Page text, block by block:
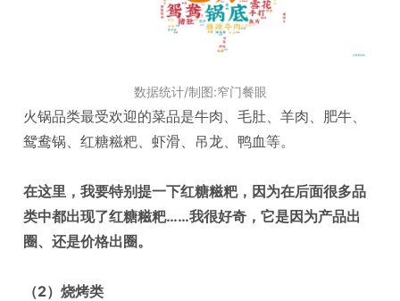
数据统计/制图:窄门餐眼
火锅品类最受欢迎的菜品是牛肉、毛肚、羊肉、肥牛、
鸳鸯锅、红糖糍粑、虾滑、吊龙、鸭血等。
在这里，我要特别提一下红糖糍粑，因为在后面很多品
类中都出现了红糖糍粑……我很好奇，它是因为产品出
圈、还是价格出圈。
（2）烧烤类